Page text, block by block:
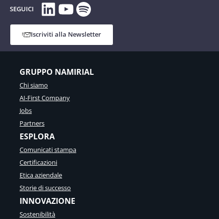
SEGUICI LinkedIn
YouTube
Spotify
Iscriviti alla Newsletter
GRUPPO NAMIRIAL
Chi siamo
AI-First Company
Jobs
Partners
ESPLORA
Comunicati stampa
Certificazioni
Etica aziendale
Storie di successo
INNOVAZIONE
Sostenibilità